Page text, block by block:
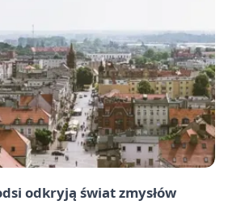
odkryją świat zmysłów